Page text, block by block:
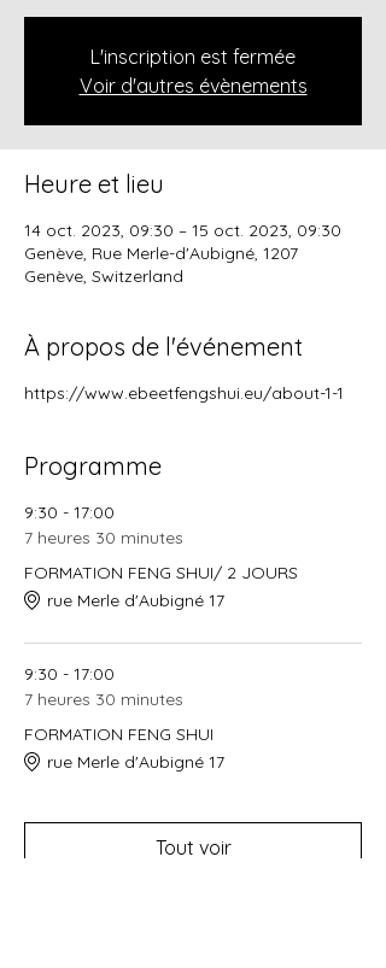
L'inscription est fermée
Voir d'autres évènements
Heure et lieu
14 oct. 2023, 09:30 – 15 oct. 2023, 09:30
Genève, Rue Merle-d'Aubigné, 1207
Genève, Switzerland
À propos de l'événement
https://www.ebeetfengshui.eu/about-1-1
Programme
9:30 - 17:00
7 heures 30 minutes
FORMATION FENG SHUI/ 2 JOURS
rue Merle d'Aubigné 17
9:30 - 17:00
7 heures 30 minutes
FORMATION FENG SHUI
rue Merle d'Aubigné 17
Tout voir